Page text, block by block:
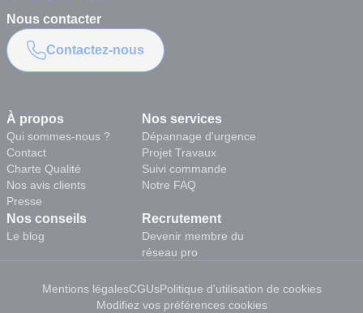
À propos
Qui sommes-nous ?
Contact
Charte Qualité
Nos avis clients
Presse
Nos services
Dépannage d'urgence
Projet Travaux
Suivi commande
Notre FAQ
Nos conseils
Le blog
Recrutement
Devenir membre du
réseau pro
Nous contacter
Contactez-nous
Mentions légalesCGUsPolitique d'utilisation de cookies
Modifiez vos préférences cookies